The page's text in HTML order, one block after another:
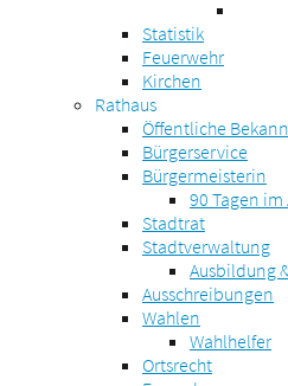
Statistik
Feuerwehr
Kirchen
Rathaus
Öffentliche
Bürgerservice
Bürgermeisterin
90 Tagen im
Stadtrat
Stadtverwaltung
Ausbildung
Ausschreibungen
Wahlen
Wahlhelfer
Ortsrecht